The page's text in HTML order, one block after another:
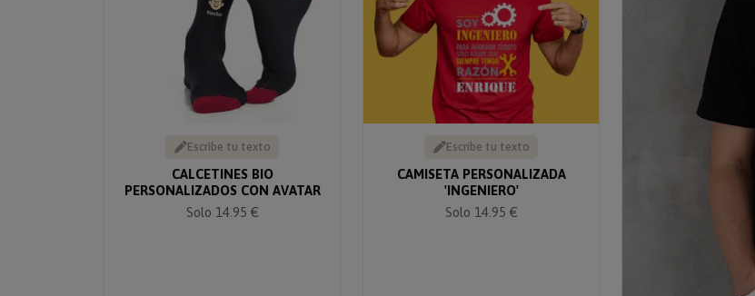
Escribe tu texto
CALCETINES BIO
PERSONALIZADOS CON AVATAR
Solo 14.95 €
Escribe tu texto
CAMISETA PERSONALIZADA
'INGENIERO'
Solo 14.95 €